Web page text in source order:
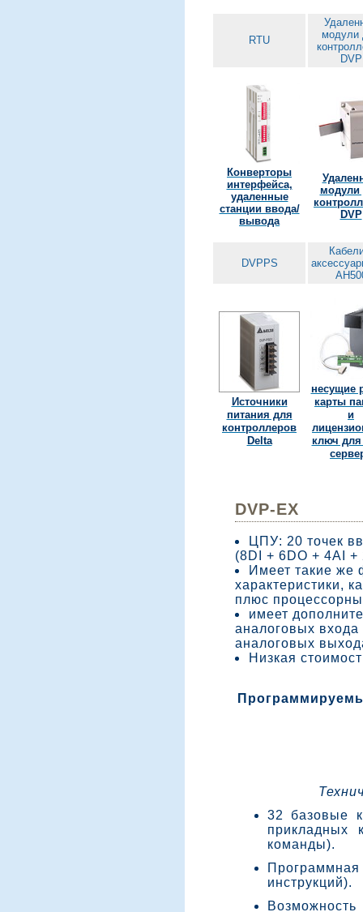
RTU
модули
DVP
Конверторы
интерфейса,
удаленные
станции ввода/
вывода
модули
DVP
DVPPS
Источники
питания для
контроллеров
Delta
несущие
карты
и
ключ для
DVP-EX
ЦПУ: 20 точек
(8DI + 6DO + 4AI +
Имеет такие же
характеристики,
плюс
имеет
аналоговых входа
аналоговых
Низкая
32 базовые
прикладных
команды).
инструкций).